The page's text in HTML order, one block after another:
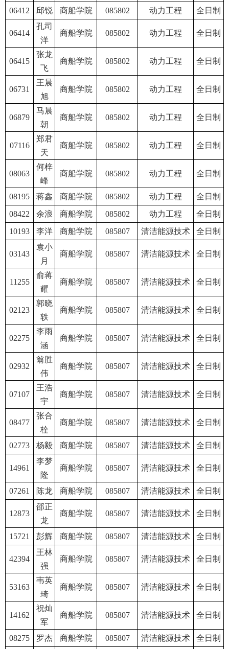
06412 邱锐 商船学院 085802 动力工程 全日制
06414
孔司
洋
商船学院 085802 动力工程 全日制
06415
张龙
飞
商船学院 085802 动力工程 全日制
06731
王晨
旭
商船学院 085802 动力工程 全日制
06879
马晨
朝
商船学院 085802 动力工程 全日制
07116
郑君
天
商船学院 085802 动力工程 全日制
08063
何梓
峰
商船学院 085802 动力工程 全日制
08195 蒋鑫 商船学院 085802 动力工程
全日制
08422
余浪 商船学院 085802 动力工程
全日制
10193
李洋 商船学院 085807 清洁能源技术 全日制
03143
袁小
月
商船学院 085807 清洁能源技术 全日制
11255
俞蒋
耀
商船学院 085807 清洁能源技术 全日制
02123
郭晓
轶
商船学院 085807 清洁能源技术 全日制
02275
李雨
涵
商船学院 085807 清洁能源技术 全日制
02932
翁胜
伟
商船学院 085807 清洁能源技术 全日制
07107
王浩
宇
商船学院 085807 清洁能源技术 全日制
08477
张合
栓
商船学院 085807 清洁能源技术 全日制
02773 杨毅 商船学院 085807 清洁能源技术 全日制
14961
李梦
隆
商船学院 085807 清洁能源技术 全日制
07261 陈龙 商船学院 085807 清洁能源技术 全日制
12873
邵正
龙
商船学院 085807 清洁能源技术 全日制
15721 彭辉 商船学院 085807 清洁能源技术 全日制
42394
王林
强
商船学院 085807 清洁能源技术 全日制
53163
韦英
琦
商船学院 085807 清洁能源技术 全日制
14162
祝灿
军
商船学院 085807 清洁能源技术 全日制
08275 罗杰 商船学院 085807 清洁能源技术 全日制